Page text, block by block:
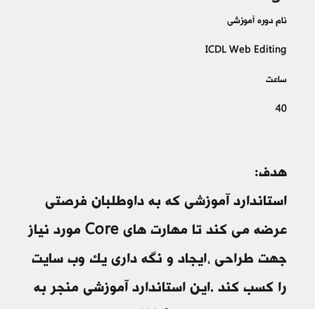
نام دوره آموزشی
ICDL Web Editing
ساعت
40
هدف:
استاندارد آموزشی که به داوطلبان فرصتی
عرضه می کند تا مهارت های Core مورد نياز
جهت طراحي ،ايجاد و نگه داري يک وب سايت
را کسب کند .اين استاندارد آموزشي منجر به